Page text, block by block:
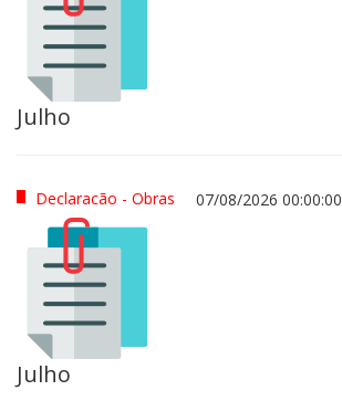
Julho
Declaracão - Obras 07/08/2026 00:00:00
Julho